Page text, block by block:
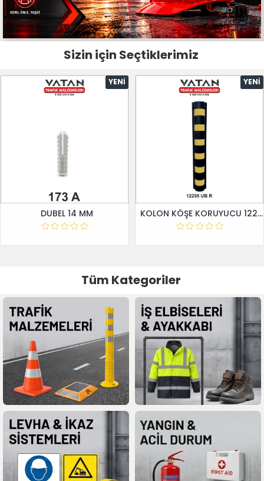
Sizin için Seçtiklerimiz
YENI
DUBEL 14 MM
YENI
KOLON KÖŞE KORUYUCU 12295 UB R
Tüm Kategoriler